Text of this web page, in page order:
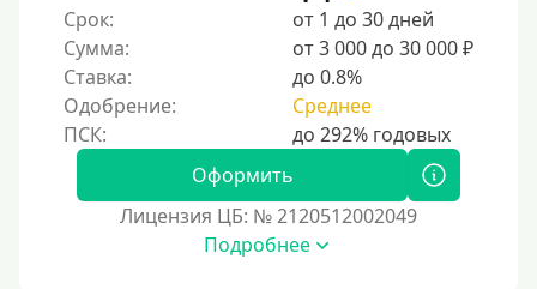
Без электронной почты
С автоматическим одобрением
Без номера телефона
На телефон
Бесплатно и без обязательств
Без звонков и проверок
Онлайн круглосуточно
Срок:
от 1 до 30 дней
Сумма:
от 3 000 до 30 000 ₽
Ставка:
до 0.8%
Одобрение:
Среднее
Оформить
Лицензия ЦБ: № 2120512002049
Подробнее